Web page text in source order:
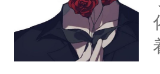
当别人都在庆幸地主
露身份的定时炸弹。
隶！不许跪！奴才受